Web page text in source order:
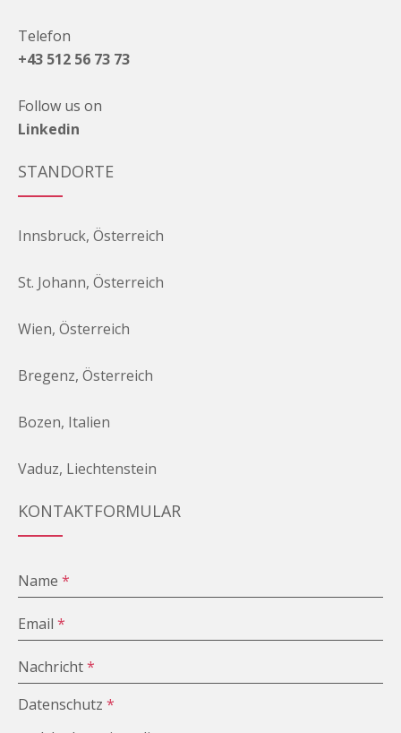
Telefon
+43 512 56 73 73
Follow us on
Linkedin
STANDORTE
Innsbruck, Österreich
St. Johann, Österreich
Wien, Österreich
Bregenz, Österreich
Bozen, Italien
Vaduz, Liechtenstein
KONTAKTFORMULAR
Name*
Email*
Nachricht*
Datenschutz*